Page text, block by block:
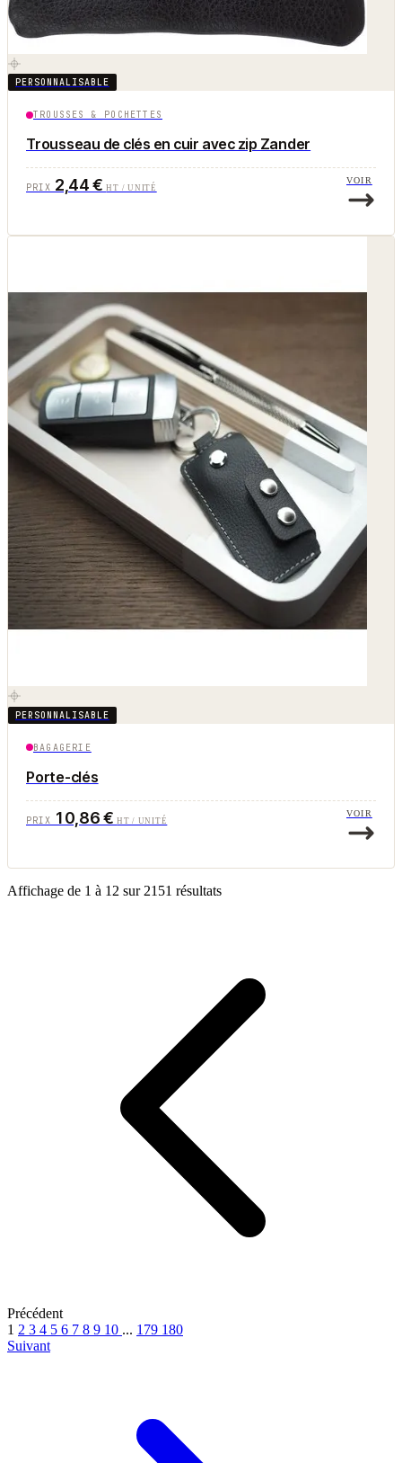
PERSONNALISABLE
TROUSSES & POCHETTES
Trousseau de clés en cuir avec zip Zander
PRIX 2,44 €HT / UNITÉ
VOIR
PERSONNALISABLE
BAGAGERIE
Porte-clés
PRIX 10,86 €HT / UNITÉ
VOIR
Affichage de 1 à 12 sur 2151 résultats
Précédent
1 2 3 4 5 6 7 8 9 10 ... 179 180
Suivant